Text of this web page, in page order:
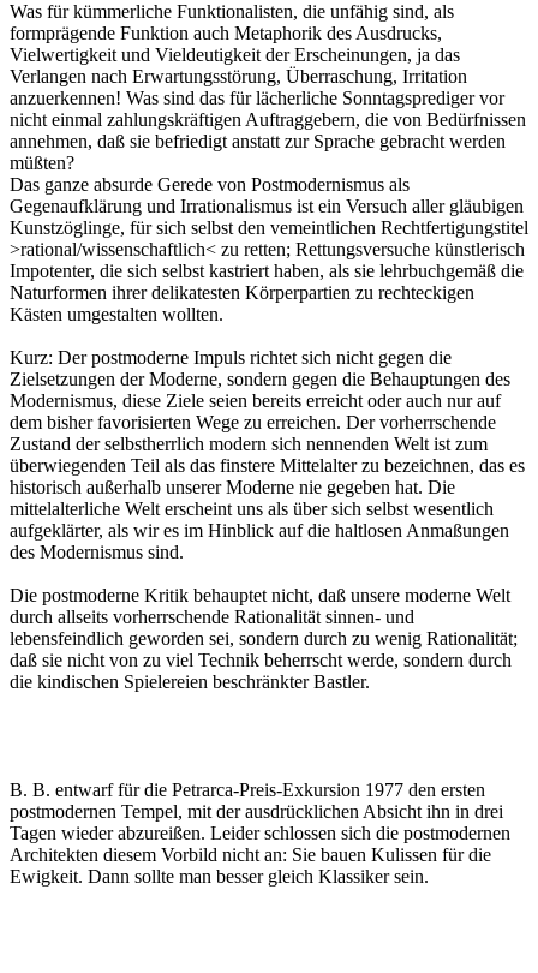
Was für kümmerliche Funktionalisten, die unfähig sind, als
formprägende Funktion auch Metaphorik des Ausdrucks,
Vielwertigkeit und Vieldeutigkeit der Erscheinungen, ja das
Verlangen nach Erwartungsstörung, Überraschung, Irritation
anzuerkennen! Was sind das für lächerliche Sonntagsprediger vor
nicht einmal zahlungskräftigen Auftraggebern, die von Bedürfnissen
annehmen, daß sie befriedigt anstatt zur Sprache gebracht werden
müßten?
Das ganze absurde Gerede von Postmodernismus als
Gegenaufklärung und Irrationalismus ist ein Versuch aller gläubigen
Kunstzöglinge, für sich selbst den vemeintlichen Rechtfertigungstitel
>rational/wissenschaftlich< zu retten; Rettungsversuche künstlerisch
Impotenter, die sich selbst kastriert haben, als sie lehrbuchgemäß die
Naturformen ihrer delikatesten Körperpartien zu rechteckigen
Kästen umgestalten wollten.
Kurz: Der postmoderne Impuls richtet sich nicht gegen die
Zielsetzungen der Moderne, sondern gegen die Behauptungen des
Modernismus, diese Ziele seien bereits erreicht oder auch nur auf
dem bisher favorisierten Wege zu erreichen. Der vorherrschende
Zustand der selbstherrlich modern sich nennenden Welt ist zum
überwiegenden Teil als das finstere Mittelalter zu bezeichnen, das es
historisch außerhalb unserer Moderne nie gegeben hat. Die
mittelalterliche Welt erscheint uns als über sich selbst wesentlich
aufgeklärter, als wir es im Hinblick auf die haltlosen Anmaßungen
des Modernismus sind.
Die postmoderne Kritik behauptet nicht, daß unsere moderne Welt
durch allseits vorherrschende Rationalität sinnen- und
lebensfeindlich geworden sei, sondern durch zu wenig Rationalität;
daß sie nicht von zu viel Technik beherrscht werde, sondern durch
die kindischen Spielereien beschränkter Bastler.
B. B. entwarf für die Petrarca-Preis-Exkursion 1977 den ersten
postmodernen Tempel, mit der ausdrücklichen Absicht ihn in drei
Tagen wieder abzureißen. Leider schlossen sich die postmodernen
Architekten diesem Vorbild nicht an: Sie bauen Kulissen für die
Ewigkeit. Dann sollte man besser gleich Klassiker sein.